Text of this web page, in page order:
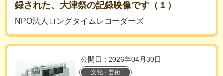
録された、大津祭の記録映像です（１）
NPO法人ロングタイムレコーダーズ
公開日：2026年04月30日
文化・芸術